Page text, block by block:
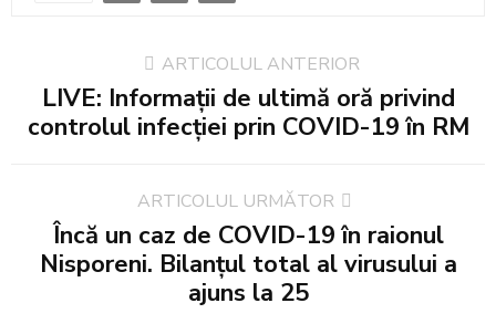
ARTICOLUL ANTERIOR
LIVE: Informații de ultimă oră privind
controlul infecției prin COVID-19 în RM
ARTICOLUL URMĂTOR
Încă un caz de COVID-19 în raionul
Nisporeni. Bilanţul total al virusului a
ajuns la 25